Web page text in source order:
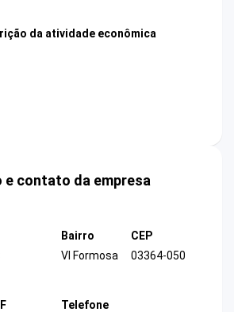
da atividade econômica
e contato da empresa
Bairro
Vl Formosa
CEP
03364-050
Telefone